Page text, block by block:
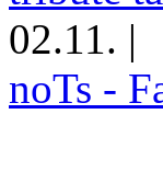
02.11. |
noTs -